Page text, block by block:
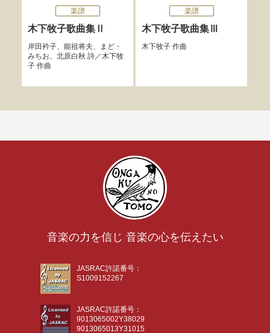
楽譜
木下牧子歌曲集Ⅱ
岸田衿子、 能祖将夫、
まど・
みちお、 北原白秋 詩／木下牧
子作曲
楽譜
木下牧子歌曲集Ⅲ
木下牧子作曲
音楽の力を信じ 音楽の心を伝えたい
JASRAC許諾番号：
S1009152267
JASRAC許諾番号：
9013065002Y38029
9013065013Y31015